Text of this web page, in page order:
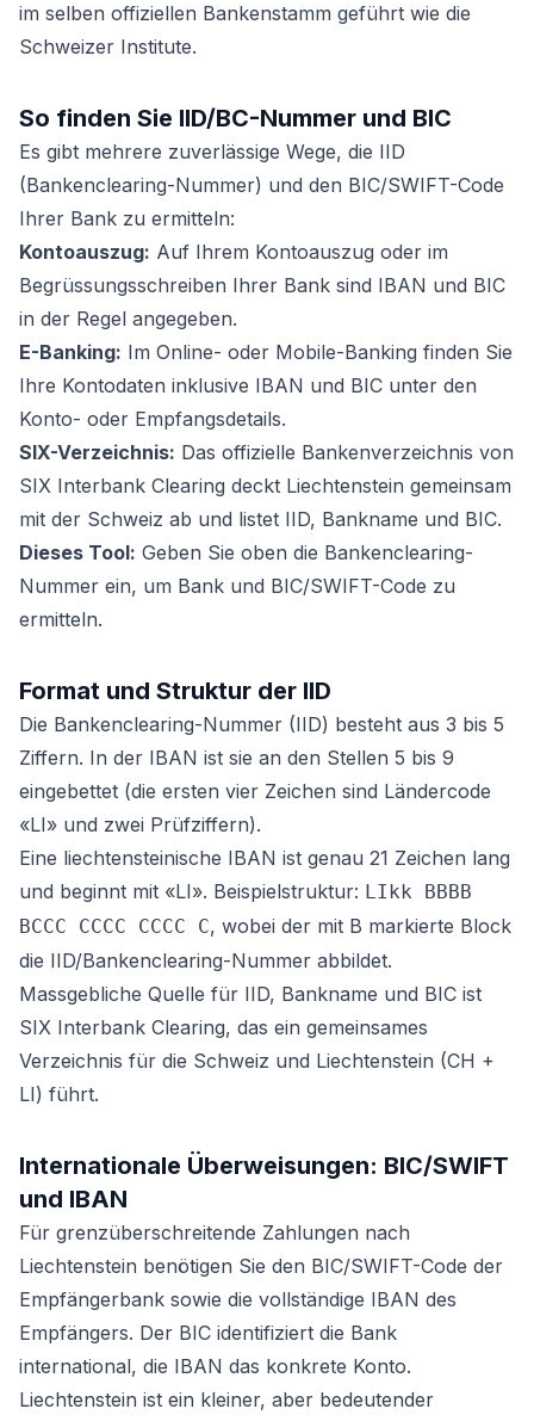
im selben offiziellen Bankenstamm geführt wie die
Schweizer Institute.
So finden Sie IID/BC-Nummer und BIC
Es gibt mehrere zuverlässige Wege, die IID
(Bankenclearing-Nummer) und den BIC/SWIFT-Code
Ihrer Bank zu ermitteln:
Kontoauszug: Auf Ihrem Kontoauszug oder im
Begrüssungsschreiben Ihrer Bank sind IBAN und BIC
in der Regel angegeben.
E-Banking: Im Online- oder Mobile-Banking finden Sie
Ihre Kontodaten inklusive IBAN und BIC unter den
Konto- oder Empfangsdetails.
SIX-Verzeichnis: Das offizielle Bankenverzeichnis von
SIX Interbank Clearing deckt Liechtenstein gemeinsam
mit der Schweiz ab und listet IID, Bankname und BIC.
Dieses Tool: Geben Sie oben die Bankenclearing-
Nummer ein, um Bank und BIC/SWIFT-Code zu
ermitteln.
Format und Struktur der IID
Die Bankenclearing-Nummer (IID) besteht aus 3 bis 5
Ziffern. In der IBAN ist sie an den Stellen 5 bis 9
eingebettet (die ersten vier Zeichen sind Ländercode
«LI» und zwei Prüfziffern).
Eine liechtensteinische IBAN ist genau 21 Zeichen lang
und beginnt mit «LI». Beispielstruktur: LIkk BBBB
BCCC CCCC CCCC C, wobei der mit B markierte Block
die IID/Bankenclearing-Nummer abbildet.
Massgebliche Quelle für IID, Bankname und BIC ist
SIX Interbank Clearing, das ein gemeinsames
Verzeichnis für die Schweiz und Liechtenstein (CH +
LI) führt.
Internationale Überweisungen: BIC/SWIFT
und IBAN
Für grenzüberschreitende Zahlungen nach
Liechtenstein benötigen Sie den BIC/SWIFT-Code der
Empfängerbank sowie die vollständige IBAN des
Empfängers. Der BIC identifiziert die Bank
international, die IBAN das konkrete Konto.
Liechtenstein ist ein kleiner, aber bedeutender